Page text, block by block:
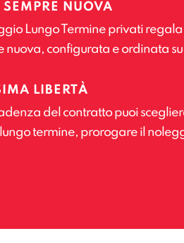
SEMPRE NUOVA
Lungo Termine privati
nuova, configurata e ordinata
LIBERTÀ
del contratto puoi
termine, prorogare il